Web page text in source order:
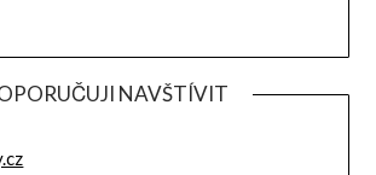
NAVŠTÍVIT